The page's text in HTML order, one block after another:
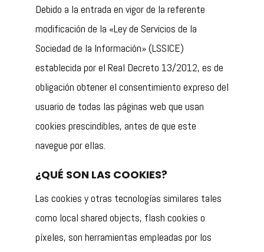
Debido a la entrada en vigor de la referente
modificación de la «Ley de Servicios de la
Sociedad de la Información» (LSSICE)
establecida por el Real Decreto 13/2012, es de
obligación obtener el consentimiento expreso del
usuario de todas las páginas web que usan
cookies prescindibles, antes de que este
navegue por ellas.
¿QUÉ SON LAS COOKIES?
Las cookies y otras tecnologías similares tales
como local shared objects, flash cookies o
píxeles, son herramientas empleadas por los